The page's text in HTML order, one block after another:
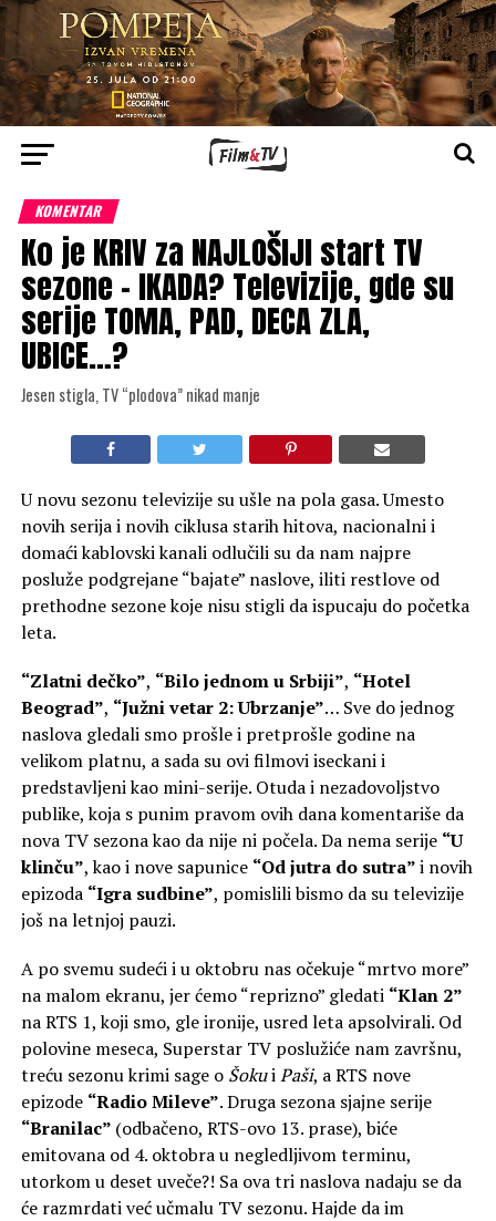
KOMENTAR
Ko je KRIV za NAJLOŠIJI start TV
sezone – IKADA? Televizije, gde su
serije TOMA, PAD, DECA ZLA,
UBICE…?
Jesen stigla, TV “plodova” nikad manje
U novu sezonu televizije su ušle na pola gasa. Umesto
novih serija i novih ciklusa starih hitova, nacionalni i
domaći kablovski kanali odlučili su da nam najpre
posluže podgrejane “bajate” naslove, iliti restlove od
prethodne sezone koje nisu stigli da ispucaju do početka
leta.
“Zlatni dečko”, “Bilo jednom u Srbiji”, “Hotel
Beograd”, “Južni vetar 2: Ubrzanje”… Sve do jednog
naslova gledali smo prošle i pretprošle godine na
velikom platnu, a sada su ovi filmovi iseckani i
predstavljeni kao mini-serije. Otuda i nezadovoljstvo
publike, koja s punim pravom ovih dana komentariše da
nova TV sezona kao da nije ni počela. Da nema serije “U
klinču”, kao i nove sapunice “Od jutra do sutra”i novih
epizoda “Igra sudbine”, pomislili bismo da su televizije
još na letnjoj pauzi.
A po svemu sudeći i u oktobru nas očekuje “mrtvo more”
na malom ekranu, jer ćemo “reprizno” gledati “Klan 2”
na RTS 1, koji smo, gle ironije, usred leta apsolvirali. Od
polovine meseca, Superstar TV poslužiće nam završnu,
treću sezonu krimi sage o ŠokuiPaši, a RTS nove
epizode “Radio Mileve”. Druga sezona sjajne serije
“Branilac” (odbačeno, RTS-ovo 13. prase), biće
emitovana od 4. oktobra u negledljivom terminu,
utorkom u deset uveče?! Sa ova tri naslova nadaju se da
će razmrdati već učmalu TV sezonu. Hajde da im